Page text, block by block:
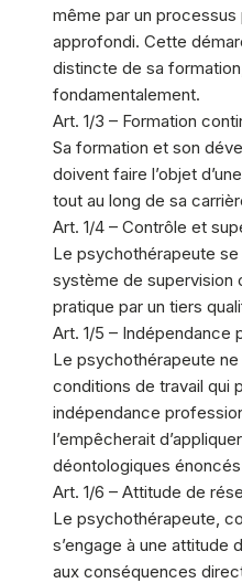
même par un
approfondi. Cette
distincte de sa
fondamentalement.
Art. 1/3 – Formation
Sa formation et son
doivent faire l’objet
tout au long de sa
Art. 1/4 – Contrôle et
Le psychothérapeute se
système de supervision
pratique par un tiers
Art. 1/5 – Indépendance
Le psychothérapeute
conditions de travail qui
indépendance
l’empêcherait
déontologiques
Art. 1/6 – Attitude de
Le psychothérapeute,
s’engage à une attitude
aux conséquences